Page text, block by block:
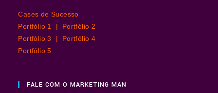
Cases de Sucesso
Portfólio 1 | Portfólio 2
Portfólio 3 | Portfólio 4
Portfólio 5
FALE COM O MARKETING MAN